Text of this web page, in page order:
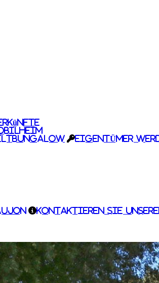
EIGENTÜMER
Kontaktieren Sie